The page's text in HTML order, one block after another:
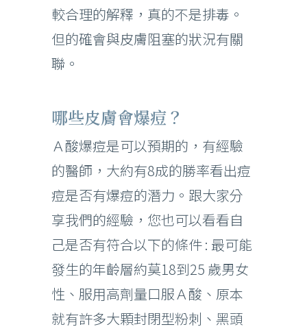
較合理的解釋，真的不是排毒。
但的確會與皮膚阻塞的狀況有關
聯。
哪些皮膚會爆痘？
Ａ酸爆痘是可以預期的，有經驗
的醫師，大約有8成的勝率看出痘
痘是否有爆痘的潛力。跟大家分
享我們的經驗，您也可以看看自
己是否有符合以下的條件 : 最可能
發生的年齡層約莫18到25 歲男女
性、服用高劑量口服Ａ酸、原本
就有許多大顆封閉型粉刺、黑頭